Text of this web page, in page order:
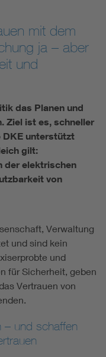
der Normung
mit dem
ja – aber
und
das Planen und
Ziel ist es, schneller
DKE unterstützt
gilt:
der elektrischen
von
Verwaltung
und sind kein
und
für Sicherheit, geben
Vertrauen von
– und schaffen